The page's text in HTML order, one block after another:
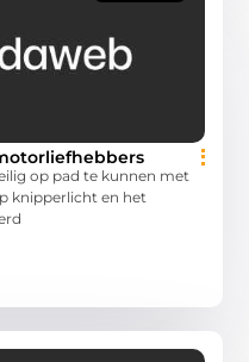
op pad te kunnen met
knipperlicht en het